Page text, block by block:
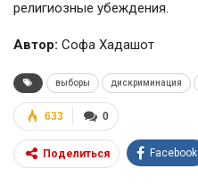
религиозные убеждения.
Автор: Софа Хадашот
выборы дискриминация
0
633
Поделиться Facebook